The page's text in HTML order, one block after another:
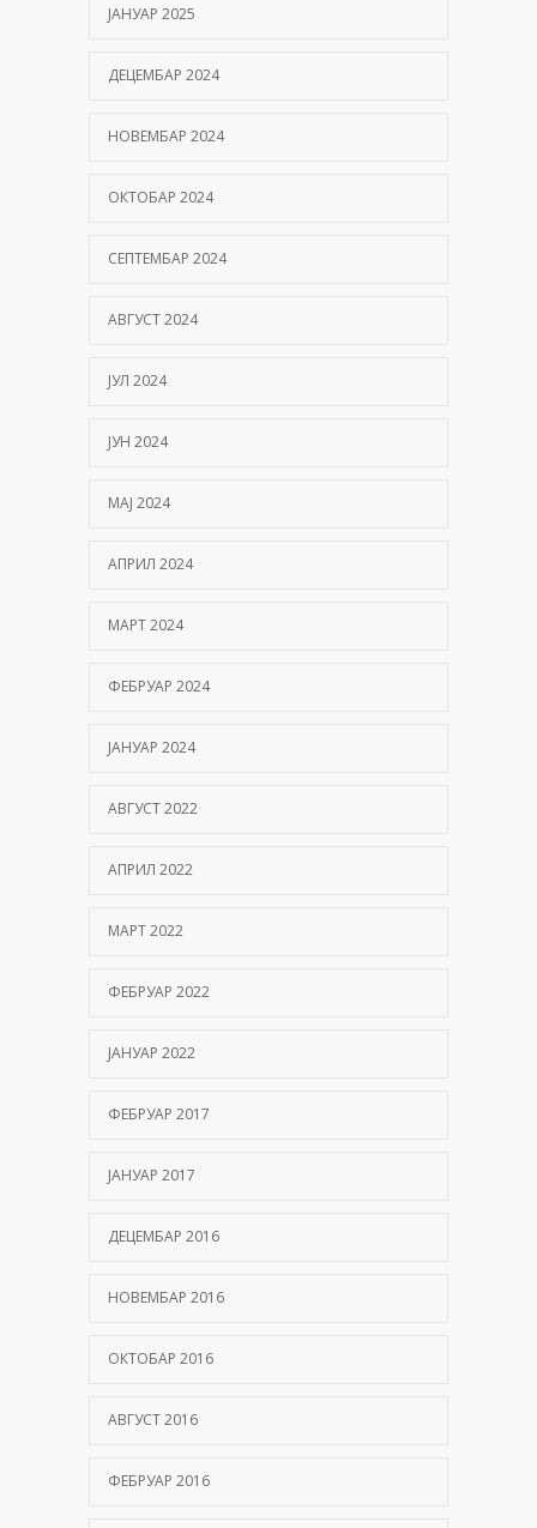
ЈАНУАР 2025
ДЕЦЕМБАР 2024
НОВЕМБАР 2024
ОКТОБАР 2024
СЕПТЕМБАР 2024
АВГУСТ 2024
ЈУЛ 2024
ЈУН 2024
МАЈ 2024
АПРИЛ 2024
МАРТ 2024
ФЕБРУАР 2024
ЈАНУАР 2024
АВГУСТ 2022
АПРИЛ 2022
МАРТ 2022
ФЕБРУАР 2022
ЈАНУАР 2022
ФЕБРУАР 2017
ЈАНУАР 2017
ДЕЦЕМБАР 2016
НОВЕМБАР 2016
ОКТОБАР 2016
АВГУСТ 2016
ФЕБРУАР 2016